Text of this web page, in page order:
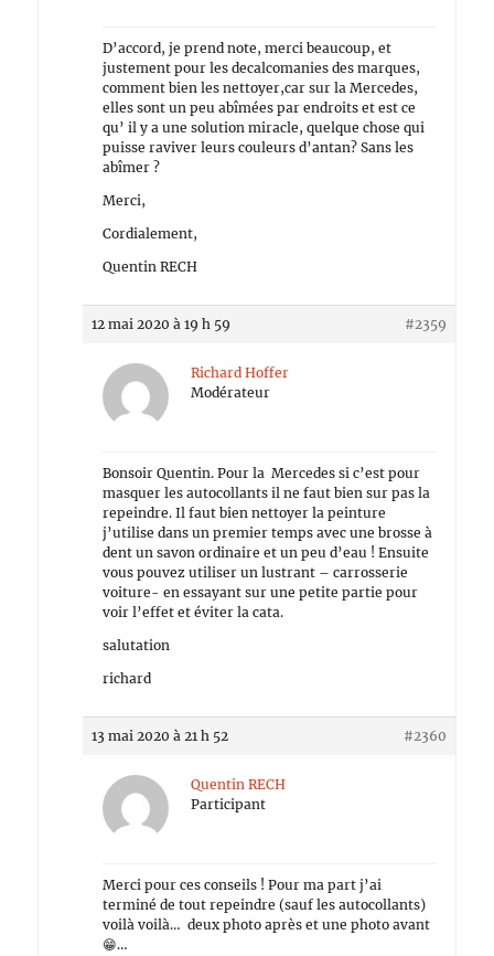
D’accord, je prend note, merci beaucoup, et
justement pour les decalcomanies des marques,
comment bien les nettoyer,car sur la Mercedes,
elles sont un peu abîmées par endroits et est ce
qu’ il y a une solution miracle, quelque chose qui
puisse raviver leurs couleurs d’antan? Sans les
abîmer ?
Merci,
Cordialement,
Quentin RECH
12 mai 2020 à 19 h 59 #2359
Richard Hoffer
Modérateur
Bonsoir Quentin. Pour la Mercedes si c’est pour
masquer les autocollants il ne faut bien sur pas la
repeindre. Il faut bien nettoyer la peinture
j’utilise dans un premier temps avec une brosse à
dent un savon ordinaire et un peu d’eau ! Ensuite
vous pouvez utiliser un lustrant – carrosserie
voiture- en essayant sur une petite partie pour
voir l’effet et éviter la cata.
salutation
richard
13 mai 2020 à 21 h 52 #2360
Quentin RECH
Participant
Merci pour ces conseils ! Pour ma part j’ai
terminé de tout repeindre (sauf les autocollants)
voilà voilà… deux photo après et une photo avant
😁…